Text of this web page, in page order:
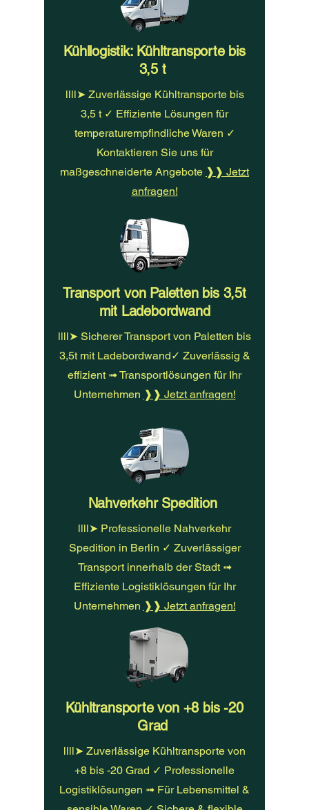
Kühllogistik: Kühltransporte bis
3,5 t
llll➤ Zuverlässige Kühltransporte bis
3,5 t ✓ Effiziente Lösungen für
temperaturempfindliche Waren ✓
Kontaktieren Sie uns für
maßgeschneiderte Angebote ❱❱ Jetzt
anfragen!
Transport von Paletten bis 3,5t
mit Ladebordwand
llll➤ Sicherer Transport von Paletten bis
3,5t mit Ladebordwand✓ Zuverlässig &
effizient ➟ Transportlösungen für Ihr
Unternehmen ❱❱ Jetzt anfragen!
Nahverkehr Spedition
llll➤ Professionelle Nahverkehr
Spedition in Berlin ✓ Zuverlässiger
Transport innerhalb der Stadt ➟
Effiziente Logistiklösungen für Ihr
Unternehmen ❱❱ Jetzt anfragen!
Kühltransporte von +8 bis -20
Grad
llll➤ Zuverlässige Kühltransporte von
+8 bis -20 Grad ✓ Professionelle
Logistiklösungen ➟ Für Lebensmittel &